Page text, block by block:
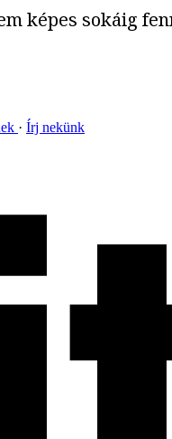
képes sokáig
Írj nekünk